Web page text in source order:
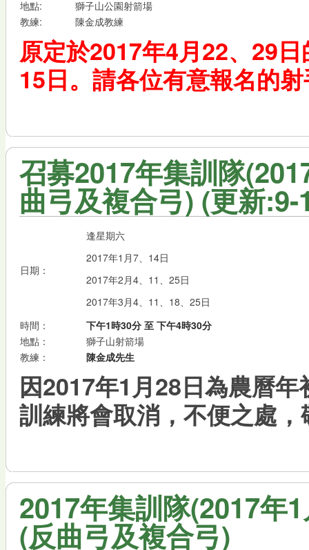
地點:
獅子山公園射箭場
教練:
陳金成教練
原定於2017年4月22、29
15日。請各位有意報名的
召募2017年集訓隊
曲弓及複合弓) (更新:9-
日期：
逢星期六
2017年1月7、14日
2017年2月4、11、25日
2017年3月4、11、18、25日
時間：
下午1時30分 至 下午4時30分
地點：
獅子山射箭場
教練：
陳金成先生
因2017年1月28日為農曆
訓練將會取消，不便之處
2017年集訓隊(2017年
(反曲弓及複合弓)